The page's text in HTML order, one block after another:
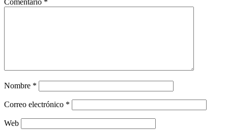
Comentario *
Nombre *
Correo electrónico *
Web